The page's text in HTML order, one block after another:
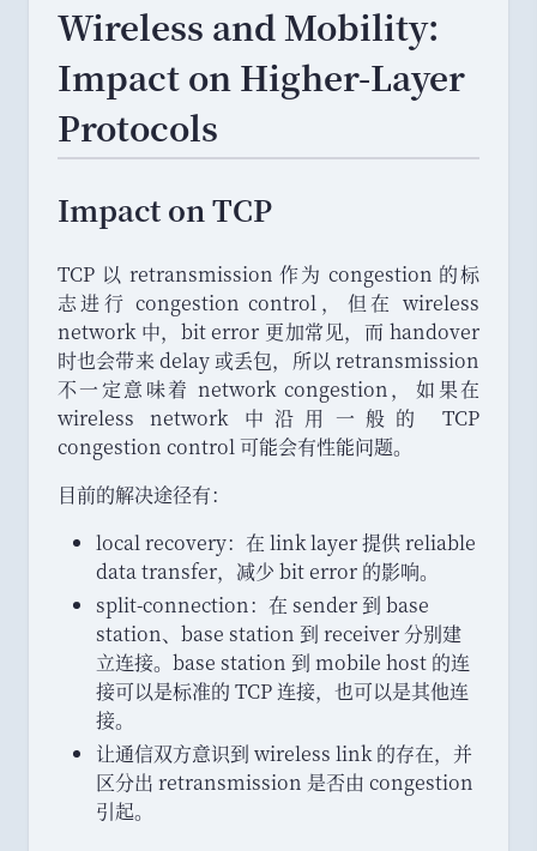
Wireless and Mobility:
Impact on Higher-Layer
Protocols
Impact on TCP
TCP 以 retransmission 作为 congestion 的标
志进行 congestion control ，
但在 wireless
network 中， bit error 更加常见， 而 handover
时也会带来 delay 或丢包，
所以 retransmission
不一定意味着 network congestion，
如果在
wireless network 中沿用一般的 TCP
congestion control 可能会有性能问题。
目前的解决途径有：
local recovery： 在 link layer 提供 reliable
data transfer， 减少 bit error 的影响。
split-connection： 在 sender 到 base
station、 base station 到 receiver 分别建
立连接。 base station 到 mobile host 的连
接可以是标准的 TCP 连接， 也可以是其他连
接。
让通信双方意识到 wireless link 的存在， 并
区分出 retransmission 是否由 congestion
引起。